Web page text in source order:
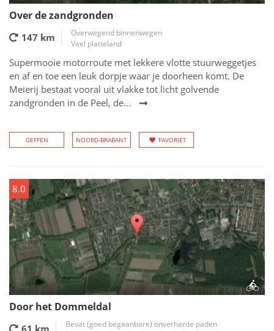
Over de zandgronden
147 km
Overwegend binnenwegen
Veel platteland
Supermooie motorroute met lekkere vlotte stuurweggetjes
en af en toe een leuk dorpje waar je doorheen komt. De
Meierij bestaat vooral uit vlakke tot licht golvende
zandgronden in de Peel, de...
GEFFEN NOORD-BRABANT FAVORIET
8.0
Door het Dommeldal
61 km
Bevat (goed begaanbare) onverharde paden